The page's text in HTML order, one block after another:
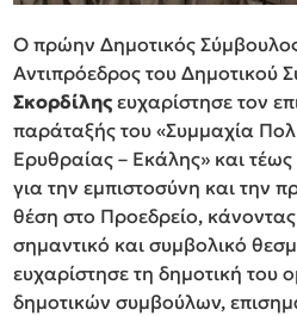
Ο πρώην Δημοτικός
Αντιπρόεδρος του Δημοτικού
Σκορδίλης ευχαρίστησε τον
παράταξής του «Συμμαχία
Ερυθραίας – Εκάλης» και
για την εμπιστοσύνη και την
θέση στο Προεδρείο, κάνοντας
σημαντικό και συμβολικό
ευχαρίστησε τη δημοτική του
δημοτικών συμβούλων,